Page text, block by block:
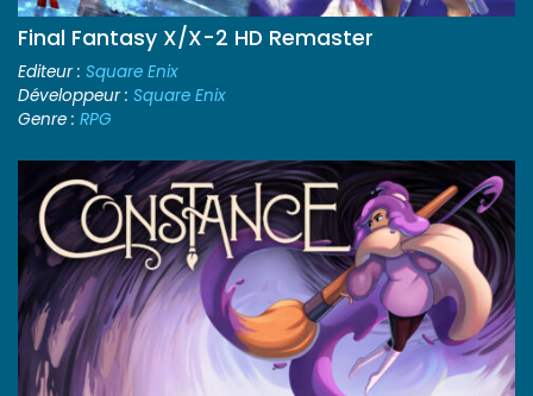
Final Fantasy X/X-2 HD Remaster
Editeur : Square Enix
Développeur : Square Enix
Genre : RPG